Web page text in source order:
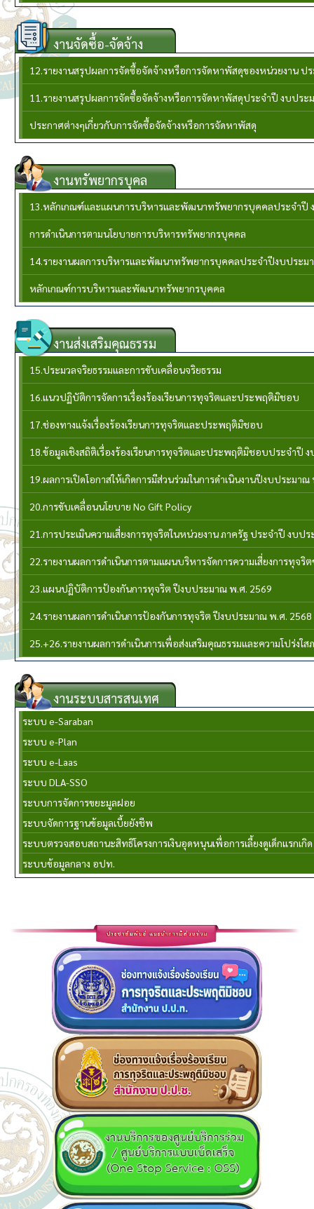
งานจัดซื้อ-จัดจ้าง
12.รายงานสรุปผลการจัดซื้อจัดจ้างหรือการจัดหาพัสดุของหน่วยงาน
11.รายงานสรุปผลการจัดซื้อจัดจ้างหรือการจัดหาพัสดุประจำปี งบประ
ประกาศต่างๆเกี่ยวกับการจัดซื้อจัดจ้างหรือการจัดหาพัสดุ
งานทรัพยากรบุคล
13.หลักเกณฑ์และแผนการบริหารและพัฒนาทรัพยากรบุคคลประจำปี
การดำเนินการตามนโยบายการบริหารทรัพยากรบุคคล
14.รายงานผลการบริหารและพัฒนาทรัพยากรบุคคลประจําปีงบประม
หลักเกณฑ์การบริหารและพัฒนาทรัพยากรบุคคล
งานส่งเสริมคุณธรรม
15.ประมวลจริยธรรมและการขับเคลื่อนจริยธรรม
16.แนวปฏิบัติการจัดการเรื่องร้องเรียนการทุจริตและประพฤติมิชอบ
17.ช่องทางแจ้งเรื่องร้องเรียนการทุจริตและประพฤติมิชอบ
18.ข้อมูลเชิงสถิติเรื่องร้องเรียนการทุจริตและประพฤติมิชอบประจำปี
19.ผลการเปิดโอกาสให้เกิดการมีส่วนร่วมในการดำเนินงานปีงบประมา
20.การขับเคลื่อนนโยบาย No Gift Policy
21.การประเมินความเสี่ยงการทุจริตในหน่วยงาน ภาครัฐ ประจำปี งบป
22.รายงานผลการดำเนินการตามแผนบริหารจัดการความเสี่ยงการทุจ
23.แผนปฏิบัติการป้องกันการทุจริต ปีงบประมาณ พ.ศ. 2569
24.รายงานผลการดำเนินการป้องกันการทุจริต ปีงบประมาณ พ.ศ. 2568
25.+26.รายงานผลการดำเนินการเพื่อส่งเสริมคุณธรรมและความโปร่ง
งานระบบสารสนเทศ
ระบบ e-Saraban
ระบบ e-Plan
ระบบ e-Laas
ระบบ DLA-SSO
ระบบการจัดการขยะมูลฝอย
ระบบจัดการฐานข้อมูลเบี้ยยังชีพ
ระบบตรวจสอบสถานะสิทธิโครงการเงินอุดหนุนเพื่อการเลี้ยงดูเด็กแรกเกิด
ระบบข้อมูลกลาง อปท.